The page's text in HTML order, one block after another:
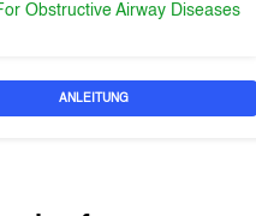
Obstructive Airway Diseases
ANLEITUNG